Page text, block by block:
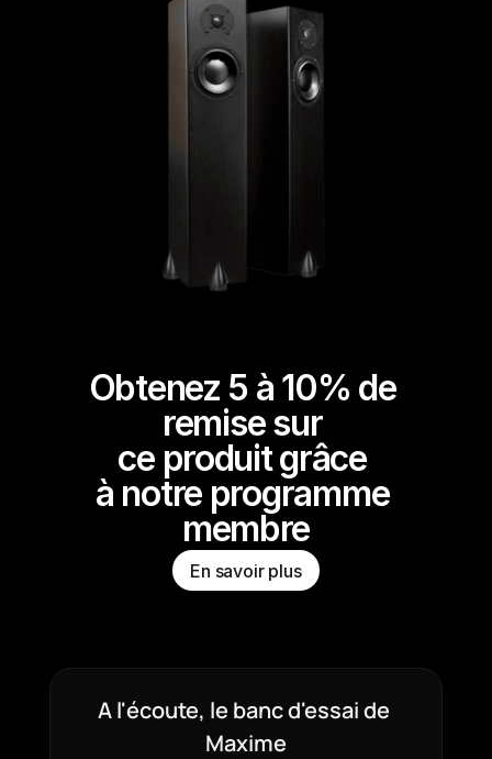
A l'écoute, le banc d'essai de
Maxime
Obtenez 5 à 10% de
remise sur
ce produit grâce
à notre programme
membre
En savoir plus